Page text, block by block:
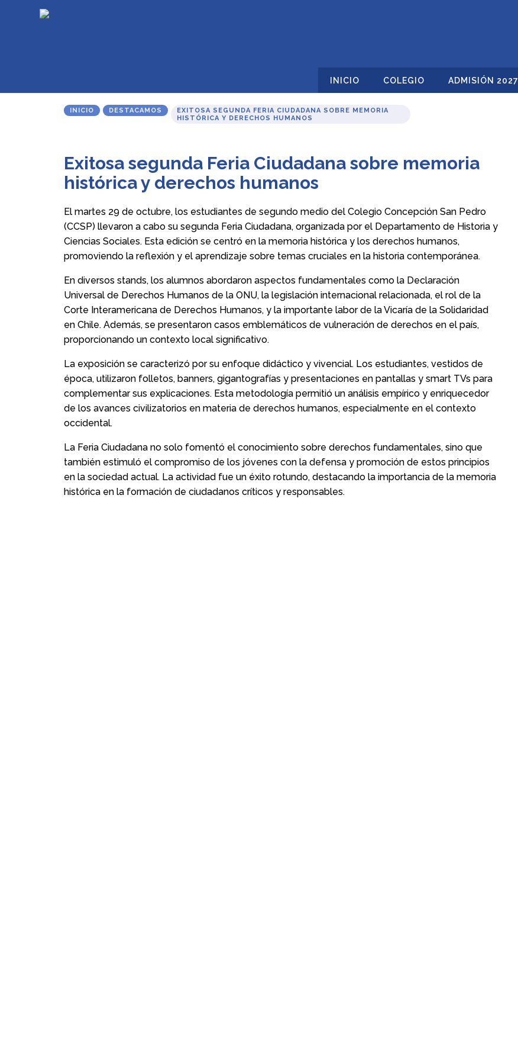
INICIO COLEGIO ADMISIÓN 2027
INICIO DESTACAMOS
EXITOSA SEGUNDA FERIA CIUDADANA SOBRE MEMORIA
HISTÓRICA Y DERECHOS HUMANOS
Exitosa segunda Feria Ciudadana sobre memoria
histórica y derechos humanos
El martes 29 de octubre, los estudiantes de segundo medio del Colegio Concepción San Pedro
(CCSP) llevaron a cabo su segunda Feria Ciudadana, organizada por el Departamento de Historia y
Ciencias Sociales. Esta edición se centró en la memoria histórica y los derechos humanos,
promoviendo la reflexión y el aprendizaje sobre temas cruciales en la historia contemporánea.
En diversos stands, los alumnos abordaron aspectos fundamentales como la Declaración
Universal de Derechos Humanos de la ONU, la legislación internacional relacionada, el rol de la
Corte Interamericana de Derechos Humanos, y la importante labor de la Vicaría de la Solidaridad
en Chile. Además, se presentaron casos emblemáticos de vulneración de derechos en el país,
proporcionando un contexto local significativo.
La exposición se caracterizó por su enfoque didáctico y vivencial. Los estudiantes, vestidos de
época, utilizaron folletos, banners, gigantografías y presentaciones en pantallas y smart TVs para
complementar sus explicaciones. Esta metodología permitió un análisis empírico y enriquecedor
de los avances civilizatorios en materia de derechos humanos, especialmente en el contexto
occidental.
La Feria Ciudadana no solo fomentó el conocimiento sobre derechos fundamentales, sino que
también estimuló el compromiso de los jóvenes con la defensa y promoción de estos principios
en la sociedad actual. La actividad fue un éxito rotundo, destacando la importancia de la memoria
histórica en la formación de ciudadanos críticos y responsables.